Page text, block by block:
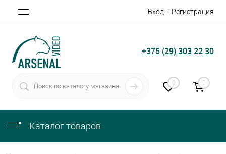
Вход Регистрация
+375 (29) 303 22 30
0 0
Каталог товаров